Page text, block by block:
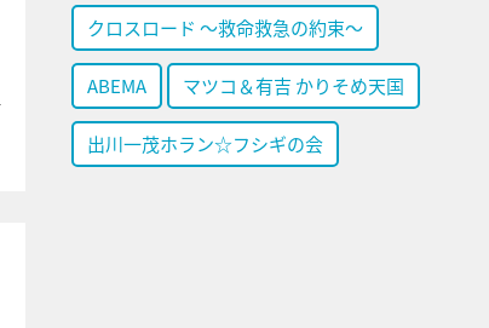
クロスロード ～救命救急の約束～
ABEMA マツコ＆有吉 かりそめ天国
出川一茂ホラン☆フシギの会